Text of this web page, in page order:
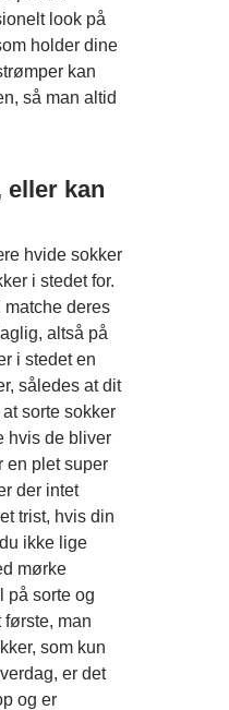
look på
holder dine
kan
så man altid
eller kan
hvide sokker
i stedet for.
deres
altså på
i stedet en
således at dit
sorte sokker
hvis de bliver
en plet super
der intet
trist, hvis din
ikke lige
mørke
på sorte og
første, man
som kun
er det
og er